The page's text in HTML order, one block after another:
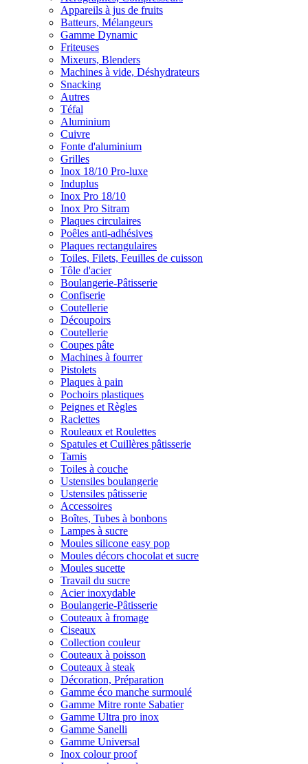
Appareils à jus de fruits
Batteurs, Mélangeurs
Gamme Dynamic
Friteuses
Mixeurs, Blenders
Machines à vide, Déshydrateurs
Snacking
Autres
Téfal
Aluminium
Cuivre
Fonte d'aluminium
Grilles
Inox 18/10 Pro-luxe
Induplus
Inox Pro 18/10
Inox Pro Sitram
Plaques circulaires
Poêles anti-adhésives
Plaques rectangulaires
Toiles, Filets, Feuilles de cuisson
Tôle d'acier
Boulangerie-Pâtisserie
Confiserie
Coutellerie
Découpoirs
Coutellerie
Coupes pâte
Machines à fourrer
Pistolets
Plaques à pain
Pochoirs plastiques
Peignes et Règles
Raclettes
Rouleaux et Roulettes
Spatules et Cuillères pâtisserie
Tamis
Toiles à couche
Ustensiles boulangerie
Ustensiles pâtisserie
Accessoires
Boîtes, Tubes à bonbons
Lampes à sucre
Moules silicone easy pop
Moules décors chocolat et sucre
Moules sucette
Travail du sucre
Acier inoxydable
Boulangerie-Pâtisserie
Couteaux à fromage
Ciseaux
Collection couleur
Couteaux à poisson
Couteaux à steak
Décoration, Préparation
Gamme éco manche surmoulé
Gamme Mitre ronte Sabatier
Gamme Ultra pro inox
Gamme Sanelli
Gamme Universal
Inox colour proof